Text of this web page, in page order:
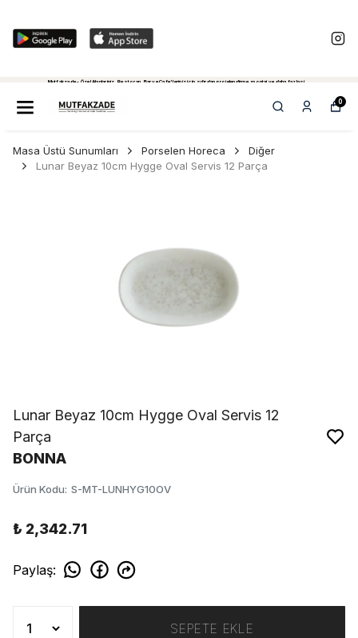
Mutfakzade - Özel Alanlariniz, Restoran, Bar ve Cafe'leriniz için sıfırdan projelendirme, montaj ve daha fazlasi...
0
Masa Üstü Sunumları Porselen Horeca
Diğer
Lunar Beyaz 10cm Hygge Oval Servis 12 Parça
Lunar Beyaz 10cm Hygge Oval Servis 12
Parça
BONNA
Ürün Kodu: S-MT-LUNHYG10OV
₺ 2,342.71
Paylaş:
SEPETE EKLE